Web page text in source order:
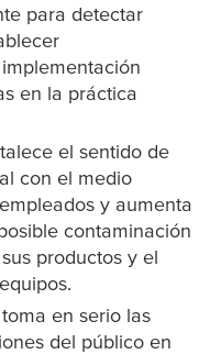
para detectar
en la práctica
el sentido de
con el medio
y aumenta
contaminación
productos y el
en serio las
del público en